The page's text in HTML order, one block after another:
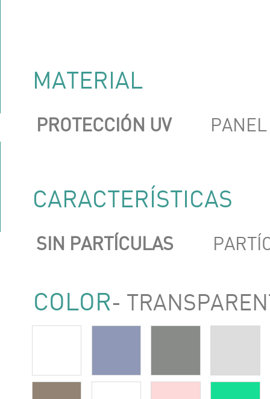
MATERIAL
PROTECCIÓN UV
CARACTERÍSTICAS
SIN PARTÍCULAS
COLOR-